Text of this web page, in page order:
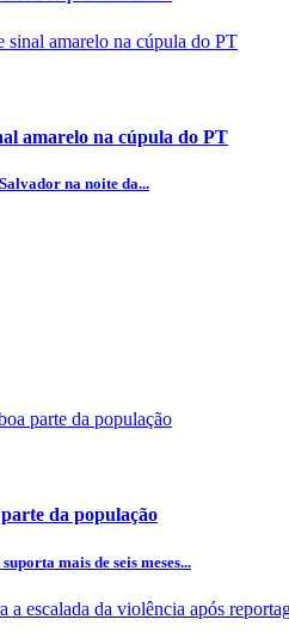
amarelo na cúpula do PT
na noite da...
da população
mais de seis meses...